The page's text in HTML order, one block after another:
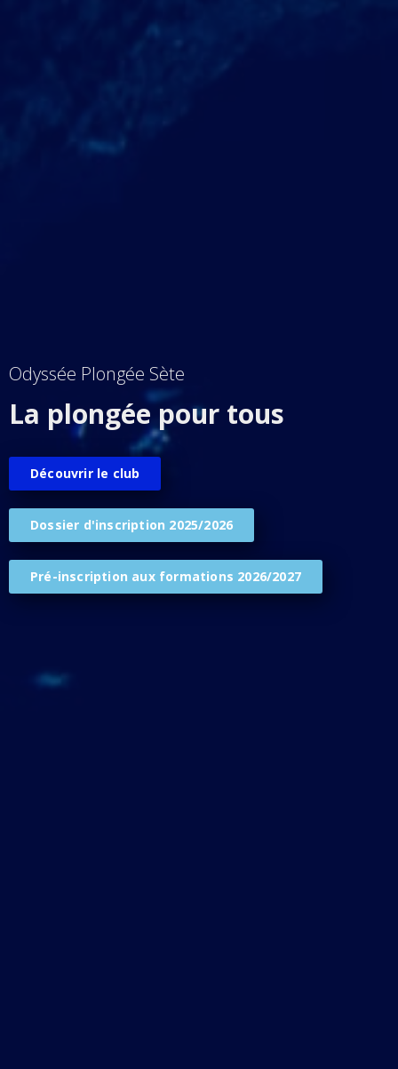
Odyssée Plongée Sète
La plongée pour tous
Découvrir le club
Dossier d'inscription 2025/2026
Pré-inscription aux formations 2026/2027